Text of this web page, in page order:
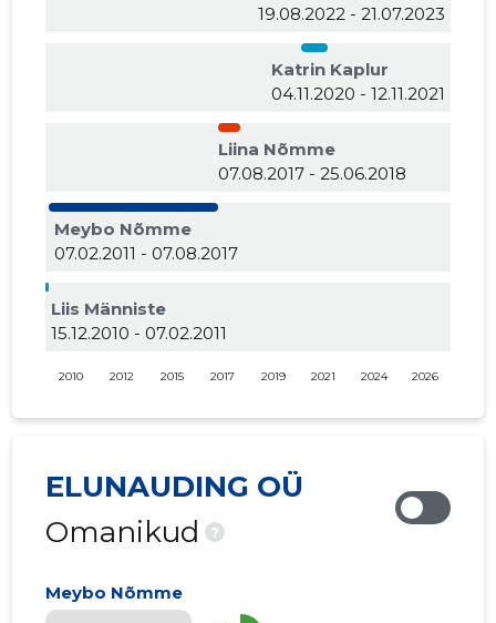
19.08.2022 - 21.07.2023
Katrin Kaplur
04.11.2020 - 12.11.2021
Liina Nõmme
07.08.2017 - 25.06.2018
Meybo Nõmme
07.02.2011 - 07.08.2017
Liis Männiste
15.12.2010 - 07.02.2011
2010 2012 2015 2017 2019 2021 2024 2026
ELUNAUDING OÜ
Omanikud
?
Meybo Nõmme